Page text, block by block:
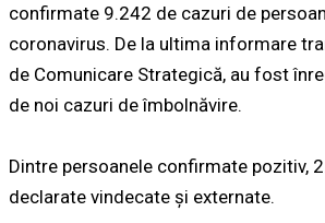
confirmate 9.242 de cazuri de
coronavirus. De la ultima informare
de Comunicare Strategică, au fost
de noi cazuri de îmbolnăvire.
Dintre persoanele confirmate pozitiv,
declarate vindecate și externate.